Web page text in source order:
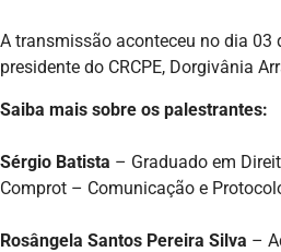
A transmissão aconteceu no dia 03
presidente do CRCPE, Dorgivânia
Saiba mais sobre os palestrantes:
Sérgio Batista – Graduado em
Comprot – Comunicação e
Rosângela Santos Pereira Silva –